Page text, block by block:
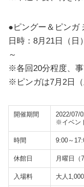
●ピングー＆ピンガ
日時：8月21日（
～
※各回20分程度、
※ピンガは7月2日
開催期間
2022/07/
※イベン
時間 9:00～
休館日 月曜日（
入場料 大人